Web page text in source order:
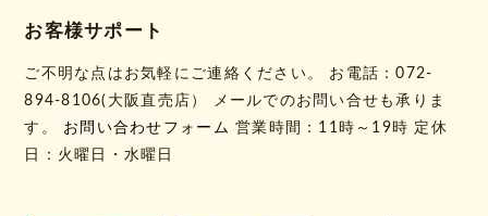
お客様サポート
ご不明な点はお気軽にご連絡ください。 お電話：072-
894-8106(大阪直売店） メールでのお問い合せも承りま
す。 お問い合わせフォーム 営業時間：11時～19時 定休
日：火曜日・水曜日